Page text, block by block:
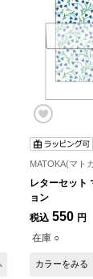
MATOKA(マト
レターセット
ョン
税込 550 円
在庫 ○
カラーをみる